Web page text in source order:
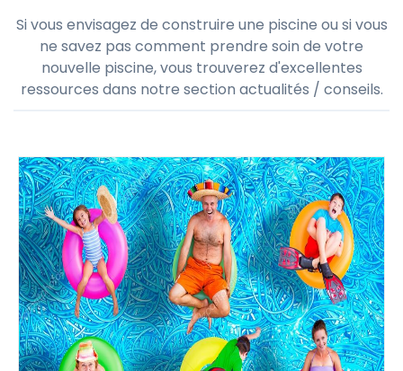
Si vous envisagez de construire une piscine ou si vous
ne savez pas comment prendre soin de votre
nouvelle piscine, vous trouverez d'excellentes
ressources dans notre section actualités / conseils.